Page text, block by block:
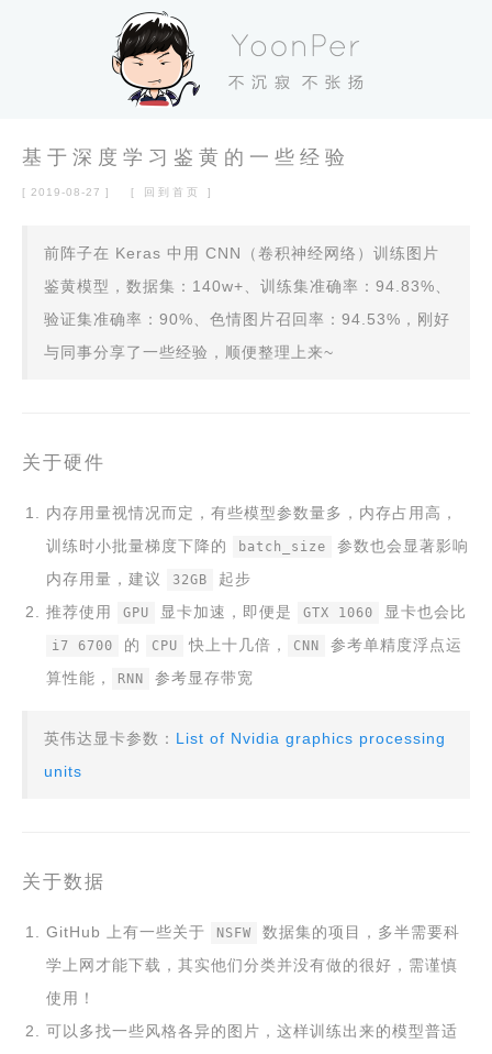
基于深度学习鉴黄的一些经验
[ 2019-08-27 ] [ 回到首页 ]
前阵子在 Keras 中用 CNN（卷积神经网络）训练图片
鉴黄模型，数据集：140w+、训练集准确率：94.83%、
验证集准确率：90%、色情图片召回率：94.53%，刚好
与同事分享了一些经验，顺便整理上来~
关于硬件
内存用量视情况而定，有些模型参数量多，内存占用高，
训练时小批量梯度下降的
batch_size
参数也会显著影响
内存用量，建议
32GB
起步
推荐使用
GPU 显卡加速，即便是 GTX 1060 显卡也会比
i7 6700 的 CPU 快上十几倍， CNN
参考单精度浮点运
算性能，
RNN 参考显存带宽
英伟达显卡参数： List of Nvidia graphics processing
units
关于数据
GitHub 上有一些关于 NSFW
数据集的项目，多半需要科
学上网才能下载，其实他们分类并没有做的很好，需谨慎
使用！
可以多找一些风格各异的图片，这样训练出来的模型普适